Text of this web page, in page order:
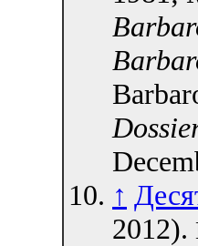
↑
2012).